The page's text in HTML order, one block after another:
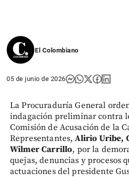
El Colombiano
05 de junio de 2026
La Procuraduría General
indagación preliminar contra
Comisión de Acusación de la
Representantes,Alirio Uribe,
Wilmer Carrillo, por la
quejas, denuncias y procesos
actuaciones del presidente